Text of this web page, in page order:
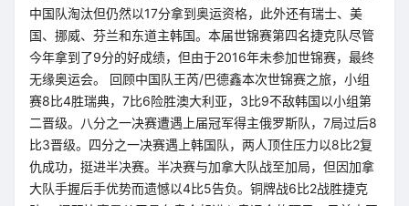
中国队淘汰但仍然以17分拿到奥运资格，此外还有瑞士、美
国、挪威、芬兰和东道主韩国。本届世锦赛第四名捷克队尽管
今年拿到了9分的好成绩，但由于2016年未参加世锦赛，最终
无缘奥运会。 回顾中国队王芮/巴德鑫本次世锦赛之旅，小组
赛8比4胜瑞典，7比6险胜澳大利亚，3比9不敌韩国以小组第
二晋级。八分之一决赛遭遇上届冠军得主俄罗斯队，7局过后8
比3晋级。四分之一决赛遇上韩国队，两人顶住压力以8比2复
仇成功，挺进半决赛。半决赛与加拿大队战至加局，但因加拿
大队手握后手优势而遗憾以4比5告负。铜牌战6比2战胜捷克